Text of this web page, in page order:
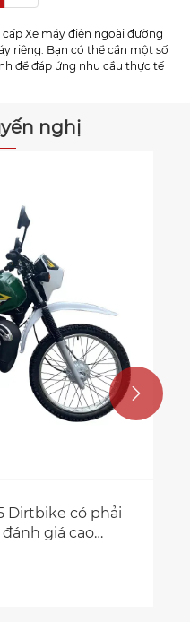
Xe máy điện ngoài đường
riêng. Bạn có thể cần một số
để đáp ứng nhu cầu thực tế
nghị
Dirtbike có phải
giá cao
